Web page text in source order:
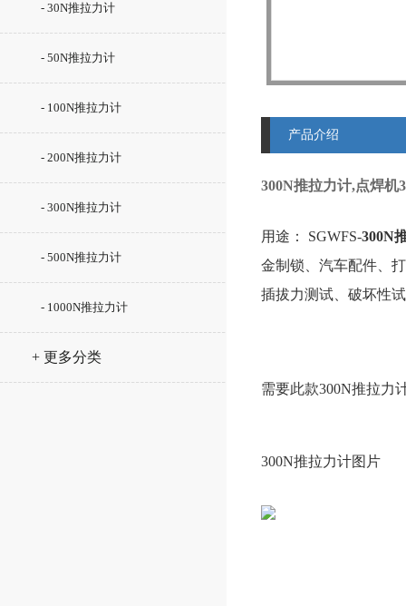
- 30N推拉力计
- 50N推拉力计
- 100N推拉力计
- 200N推拉力计
- 300N推拉力计
- 500N推拉力计
- 1000N推拉力计
+ 更多分类
产品介绍
300N推拉力计,点焊机
用途： SGWFS-300N
金制锁、汽车配件、
插拔力测试、破坏性
需要此款300N推拉力
300N推拉力计图片